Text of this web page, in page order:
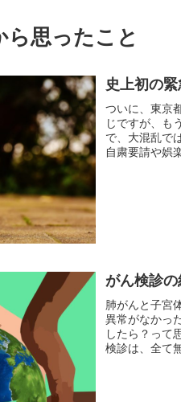
ら思ったこと
史上初の
ついに、東京
じですが、も
で、大混乱で
自粛要請や娯
がん検診
肺がんと子宮
異常がなかっ
したら？って
検診は、全て